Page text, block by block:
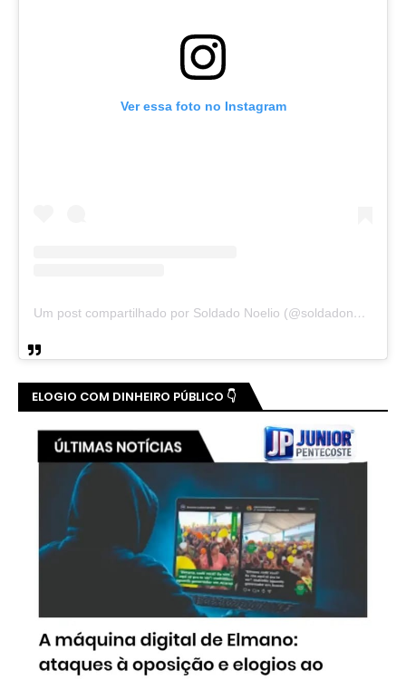
Ver essa foto no Instagram
Um post compartilhado por Soldado Noelio (@soldadonoelio)
ELOGIO COM DINHEIRO PÚBLICO 👇